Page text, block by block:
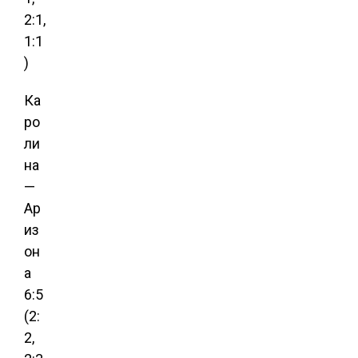
2:1,
1:1
)
Ка
ро
ли
на
—
Ар
из
он
а
6:5
(2:
2,